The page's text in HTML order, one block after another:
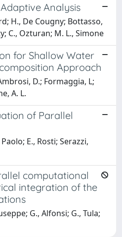
Analysis
H., De Cougny; Bottasso,
C., Ozturan; M. L., Simone
for Shallow Water
Approach
D.; Formaggia, L;
A. L.
of Parallel
E., Rosti; Serazzi,
computational
integration of the
G., Alfonsi; G., Tula;